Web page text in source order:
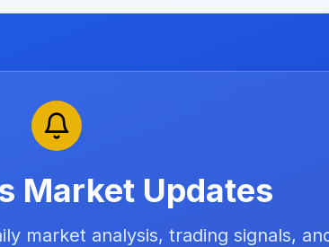
Market Updates
market analysis, trading signals,